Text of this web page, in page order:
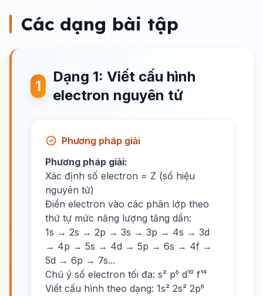
Các dạng bài tập
1
Dạng 1: Viết cấu hình
electron nguyên tử
Phương pháp giải
Phương pháp giải:
Xác định số electron = Z (số hiệu
nguyên tử)
Điền electron vào các phân lớp theo
thứ tự mức năng lượng tăng dần:
1s → 2s → 2p → 3s → 3p → 4s → 3d
→ 4p → 5s → 4d → 5p → 6s → 4f →
5d → 6p → 7s...
Chú ý số electron tối đa: s² p⁶ d¹⁰ f¹⁴
Viết cấu hình theo dạng: 1s² 2s² 2p⁶